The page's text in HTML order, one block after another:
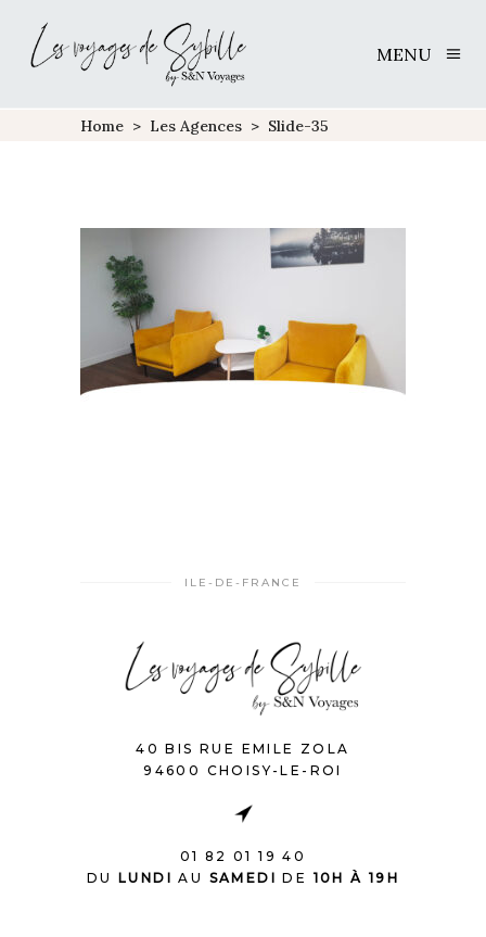
MENU
Home > Les Agences > Slide-35
ILE-DE-FRANCE
40 BIS RUE EMILE ZOLA
94600 CHOISY-LE-ROI
01 82 01 19 40
DU
LUNDI AU SAMEDI DE 10H À 19H